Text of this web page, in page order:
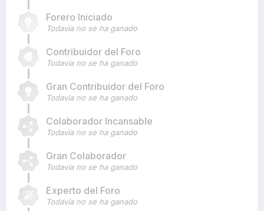
Forero Iniciado
Todavía no se ha ganado
Contribuidor del Foro
Todavía no se ha ganado
Gran Contribuidor del Foro
Todavía no se ha ganado
Colaborador Incansable
Todavía no se ha ganado
Gran Colaborador
Todavía no se ha ganado
Experto del Foro
Todavía no se ha ganado